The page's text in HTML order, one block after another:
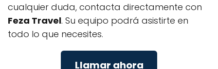
cualquier duda, contacta directamente con
Feza Travel. Su equipo podrá asistirte en
todo lo que necesites.
Llamar ahora